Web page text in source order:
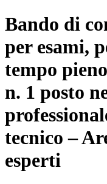
Bando di
per esami,
tempo
n. 1 posto
tecnico –
esperti